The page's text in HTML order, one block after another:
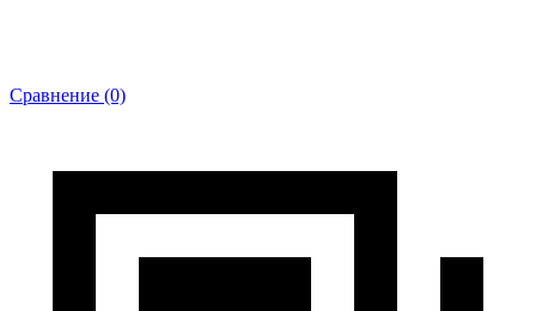
Сравнение (0)